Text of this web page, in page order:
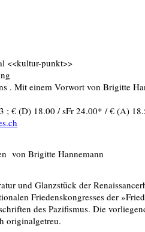
<<kultur-punkt>>
. Mit einem Vorwort von Brigitte
; € (D) 18.00 / sFr 24.00* / € (A)
von Brigitte Hannemann
und Glanzstück der
Friedenskongresses der
des Pazifismus. Die
originalgetreu.